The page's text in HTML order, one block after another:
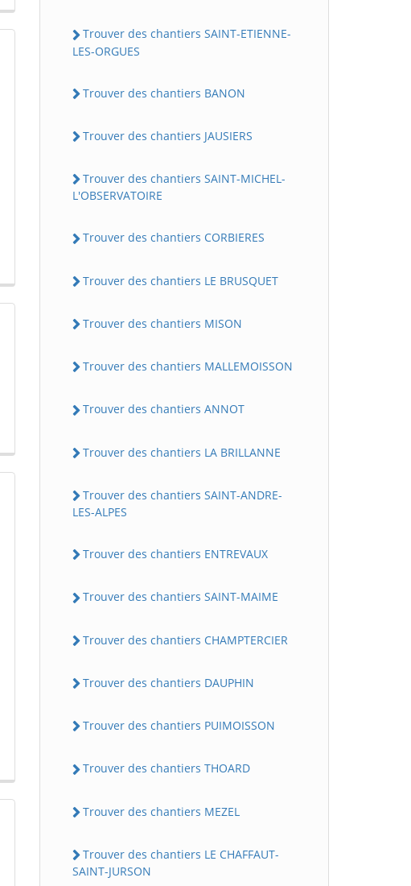
Trouver des chantiers SAINT-ETIENNE-
LES-ORGUES
Trouver des chantiers BANON
Trouver des chantiers JAUSIERS
Trouver des chantiers SAINT-MICHEL-
L'OBSERVATOIRE
Trouver des chantiers CORBIERES
Trouver des chantiers LE BRUSQUET
Trouver des chantiers MISON
Trouver des chantiers MALLEMOISSON
Trouver des chantiers ANNOT
Trouver des chantiers LA BRILLANNE
Trouver des chantiers SAINT-ANDRE-
LES-ALPES
Trouver des chantiers ENTREVAUX
Trouver des chantiers SAINT-MAIME
Trouver des chantiers CHAMPTERCIER
Trouver des chantiers DAUPHIN
Trouver des chantiers PUIMOISSON
Trouver des chantiers THOARD
Trouver des chantiers MEZEL
Trouver des chantiers LE CHAFFAUT-
SAINT-JURSON